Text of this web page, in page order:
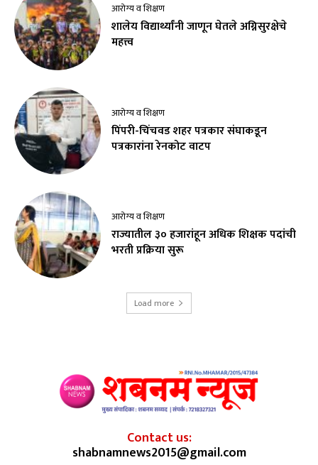
आरोग्य व शिक्षण
शालेय विद्यार्थ्यांनी जाणून घेतले अग्निसुरक्षेचे
महत्त्व
आरोग्य व शिक्षण
पिंपरी-चिंचवड शहर पत्रकार संघाकडून
पत्रकारांना रेनकोट वाटप
आरोग्य व शिक्षण
राज्यातील ३० हजारांहून अधिक शिक्षक पदांची
भरती प्रक्रिया सुरू
Load more
Contact us:
shabnamnews2015@gmail.com